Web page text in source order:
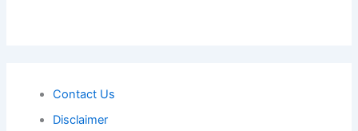
Contact Us
Disclaimer